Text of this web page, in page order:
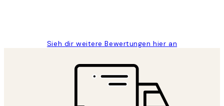
Sieh dir weitere Bewertungen hier an